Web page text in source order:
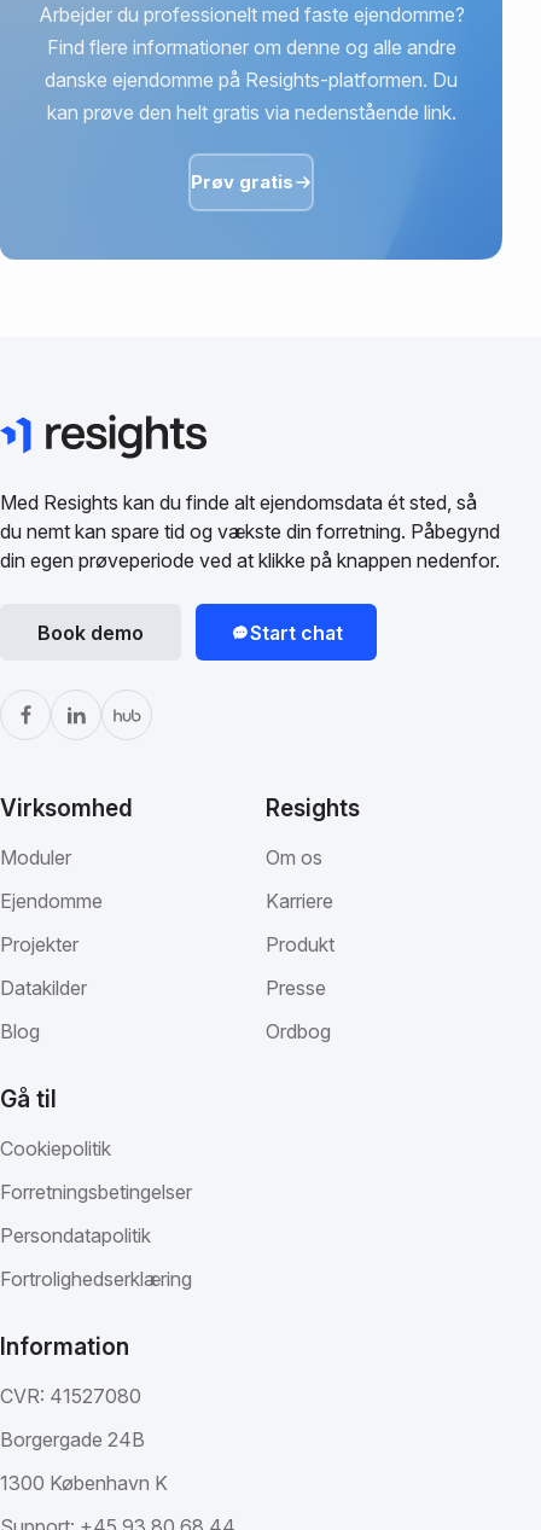
Arbejder du professionelt med faste ejendomme?
Find flere informationer om denne og alle andre
danske ejendomme på Resights-platformen. Du
kan prøve den helt gratis via nedenstående link.
Prøv gratis
Med Resights kan du finde alt ejendomsdata ét sted, så
du nemt kan spare tid og vækste din forretning. Påbegynd
din egen prøveperiode ved at klikke på knappen nedenfor.
Book demo Start chat
Virksomhed
Moduler
Ejendomme
Projekter
Datakilder
Blog
Resights
Om os
Karriere
Produkt
Presse
Ordbog
Gå til
Cookiepolitik
Forretningsbetingelser
Persondatapolitik
Fortrolighedserklæring
Information
CVR: 41527080
Borgergade 24B
1300 København K